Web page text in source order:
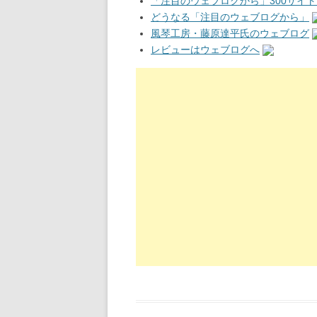
どうなる「注目のウェブログから」
風琴工房・藤原達平氏のウェブログ
レビューはウェブログへ